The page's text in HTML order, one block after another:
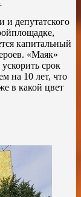
и депутатского
капитальный
«Маяк»
срок
на 10 лет, что
в какой цвет